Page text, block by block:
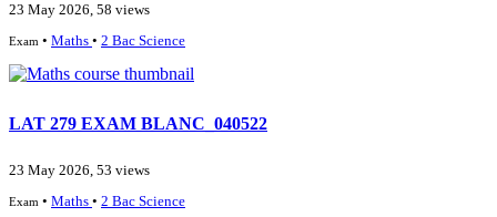
23 May 2026, 58 views
Exam • Maths • 2 Bac Science
LAT 279 EXAM BLANC_040522
23 May 2026, 53 views
Exam • Maths • 2 Bac Science